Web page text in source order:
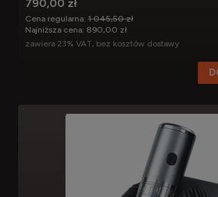
790,00 zł
zawiera 23% VAT, bez kosztów dostawy
Cena regularna: 1 045,50 zł
Najniższa cena: 890,00 zł